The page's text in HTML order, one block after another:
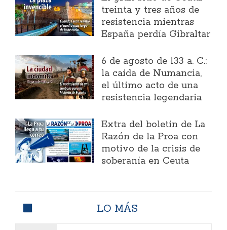
treinta y tres años de
resistencia mientras
España perdía Gibraltar
6 de agosto de 133 a. C.:
la caída de Numancia,
el último acto de una
resistencia legendaria
Extra del boletín de La
Razón de la Proa con
motivo de la crisis de
soberanía en Ceuta
LO MÁS